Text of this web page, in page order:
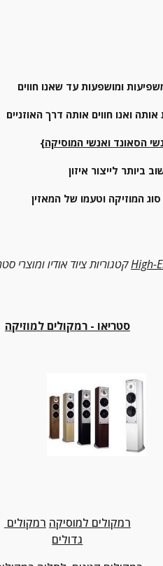
ואנו חווים אותה דרך האוזניים
הסאונד ואנשי המוסיקה}
קטגוריות ציוד אודיו ומוצרי סטריאו High-
סטריאו - רמקולים למוזיקה
רמקולים למוסיקה
גדולים